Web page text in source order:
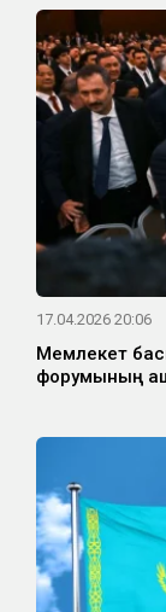
17.04.2026 20:06
Мемлекет
форумының